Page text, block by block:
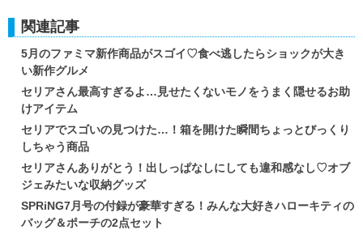
関連記事
5月のファミマ新作商品がスゴイ♡食べ逃したらショックが大き
い新作グルメ
セリアさん最高すぎるよ…見せたくないモノをうまく隠せるお助
けアイテム
セリアでスゴいの見つけた…！箱を開けた瞬間ちょっとびっくり
しちゃう商品
セリアさんありがとう！出しっぱなしにしても違和感なし♡オブ
ジェみたいな収納グッズ
SPRiNG7月号の付録が豪華すぎる！みんな大好きハローキティの
バッグ＆ポーチの2点セット